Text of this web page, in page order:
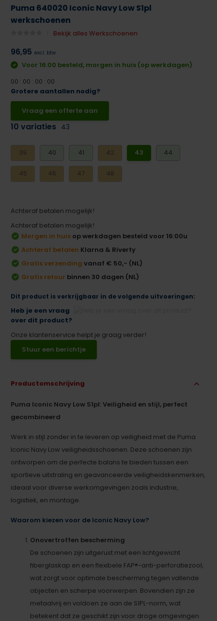
Puma 640020 Iconic Navy Low S1pl
werkschoenen
Bekijk alles Werkschoenen
96,95 excl. btw
Voor 16:00 besteld, morgen in huis (op werkdagen)
00 : 00 : 00 : 00
Grotere aantallen nodig?
Vraag een offerte aan
10 variaties 43
39 40 41 42 43 44
45 46 47 48
Achteraf betalen mogelijk!
Achteraf betalen mogelijk!
Morgen in huis op werkdagen besteld voor 16:00u
Achteraf betalen Klarna & Riverty
Gratis verzending vanaf € 50,- (NL)
Gratis retour binnen 30 dagen (NL)
Dit product is verkrijgbaar in de volgende uitvoeringen:
Heb je een vraag
over dit product?
Onze klantenservice helpt je graag verder!
Stuur een berichtje
Productomschrijving
Puma Iconic Navy Low S1pl: Veiligheid en stijl, perfect
gecombineerd
Werk in stijl zonder in te leveren op veiligheid met de Puma
Iconic Navy Low veiligheidsschoenen. Deze schoenen zijn
ontworpen om de perfecte balans te bieden tussen een
sportieve uitstraling en geavanceerde veiligheidskenmerken,
ideaal voor diverse werkomgevingen zoals industrie,
logistiek, en montage.
Waarom kiezen voor de Iconic Navy Low?
Onovertroffen bescherming
De schoenen zijn uitgerust met een lichtgewicht
fiberglaskap en een flexibele FAP®-anti-perforatiezool,
wat zorgt voor optimale bescherming tegen vallende
objecten en scherpe voorwerpen. Bovendien zijn ze
metaalvrij en voldoen ze aan de S1PL-norm, wat
betekent dat ze geschikt zijn voor droge omgevingen.